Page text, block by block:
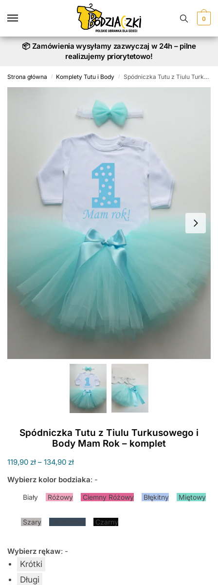
0
📦 Zamówienia wysyłamy zazwyczaj w 24h – pilne
realizujemy priorytetowo!
Strona główna / Komplety Tutu i Body / Spódniczka Tutu z Tiulu Turkusowego i Body Mam Rok – komplet
Spódniczka Tutu z Tiulu Turkusowego i
Body Mam Rok – komplet
119,90 zł – 134,90 złZakres
od
119,90 zł
134,90 zł
Wybierz kolor bodziaka: -
Biały Różowy Ciemny Różowy Błękitny Miętowy
Szary Granatowy Czarny
Wybierz rękaw: -
Krótki
Długi